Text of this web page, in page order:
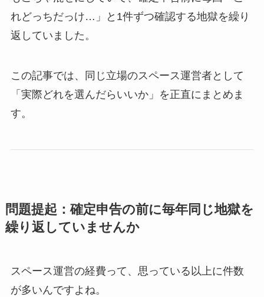
れどっちだっけ…」と1件ずつ確認する地獄を繰り
返していました。
この記事では、同じ立場のスペース運営者として
「実際どれを選んだらいいか」を正直にまとめま
す。
問題提起：確定申告の前に毎年同じ地獄を
繰り返していませんか
スペース運営の経費って、思っている以上に件数
が多いんですよね。